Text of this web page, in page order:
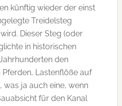
künftig wieder der einst
Treidelsteg
Dieser Steg (oder
in historischen
den
Pferden, Lastenflöße auf
was ja auch eine, wenn
für den Kanal